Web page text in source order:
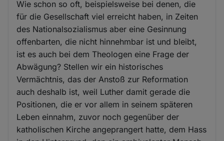
Wie schon so oft, beispielsweise bei denen, die
für die Gesellschaft viel erreicht haben, in Zeiten
des Nationalsozialismus aber eine Gesinnung
offenbarten, die nicht hinnehmbar ist und bleibt,
ist es auch bei dem Theologen eine Frage der
Abwägung? Stellen wir ein historisches
Vermächtnis, das der Anstoß zur Reformation
auch deshalb ist, weil Luther damit gerade die
Positionen, die er vor allem in seinem späteren
Leben einnahm, zuvor noch gegenüber der
katholischen Kirche angeprangert hatte, dem Hass